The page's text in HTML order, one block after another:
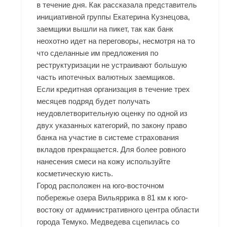
в течение дня. Как рассказала представитель
инициативной группы Екатерина Кузнецова,
заемщики вышли на пикет, так как банк
неохотно идет на переговоры, несмотря на то
что сделанные им предложения по
реструктуризации не устраивают большую
часть ипотечных валютных заемщиков.
Если кредитная организация в течение трех
месяцев подряд будет получать
неудовлетворительную оценку по одной из
двух указанных категорий, по закону право
банка на участие в системе страхования
вкладов прекращается. Для более ровного
нанесения смеси на кожу используйте
косметическую кисть.
Город расположен на юго-восточном
побережье озера Вильяррика в 81 км к юго-
востоку от административного центра области
города Темуко. Медведева сцепилась со